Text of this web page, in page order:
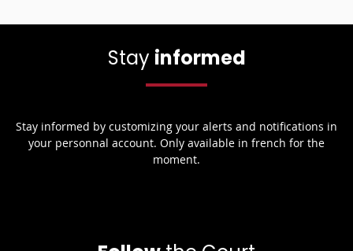
Stay informed
Stay informed by customizing your alerts and notifications in
your personnal account. Only available in french for the
moment.